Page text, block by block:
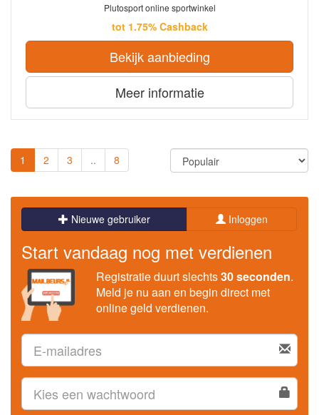
Plutosport online sportwinkel
tot 1.75% Cashback
Bekijk aanbieding
Meer informatie
1 2 3 .. 8
Nieuwe gebruiker Inloggen
Start vandaag nog met verdienen
Registratie duurt slechts30 seconden.
Meld je nu aan en begin direct met
online geld verdienen.